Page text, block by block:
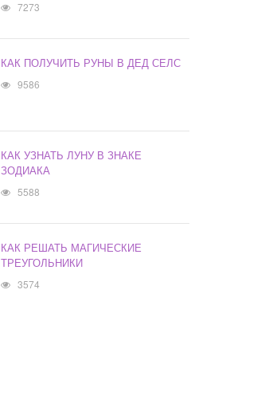
7273
КАК ПОЛУЧИТЬ РУНЫ В ДЕД СЕЛС
9586
КАК УЗНАТЬ ЛУНУ В ЗНАКЕ
ЗОДИАКА
5588
КАК РЕШАТЬ МАГИЧЕСКИЕ
ТРЕУГОЛЬНИКИ
3574